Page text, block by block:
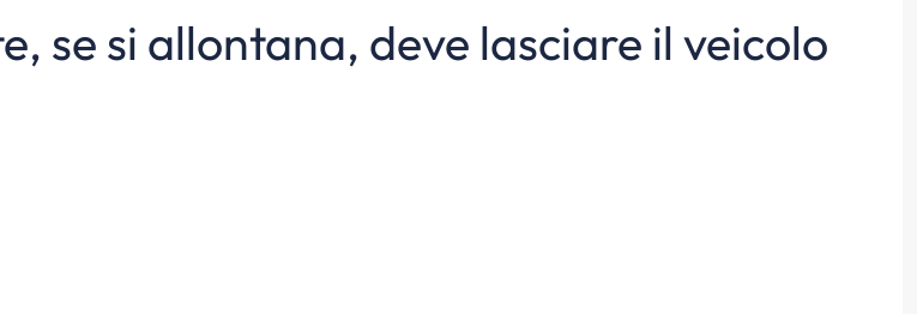
se si allontana, deve lasciare il veicolo